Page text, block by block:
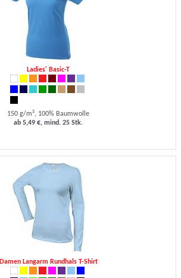
Ladies' Basic-T
150 g/m², 100% Baumwolle
ab 5,49 €, mind. 25 Stk.
Damen Langarm Rundhals T-Shirt